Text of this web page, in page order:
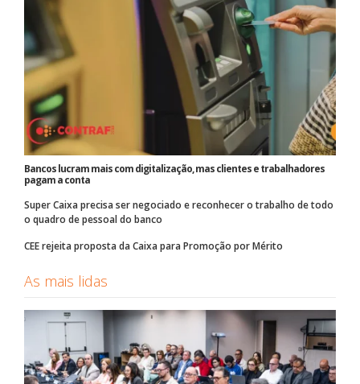
Bancos lucram mais com digitalização, mas clientes e trabalhadores
pagam a conta
Super Caixa precisa ser negociado e reconhecer o trabalho de todo
o quadro de pessoal do banco
CEE rejeita proposta da Caixa para Promoção por Mérito
As mais lidas